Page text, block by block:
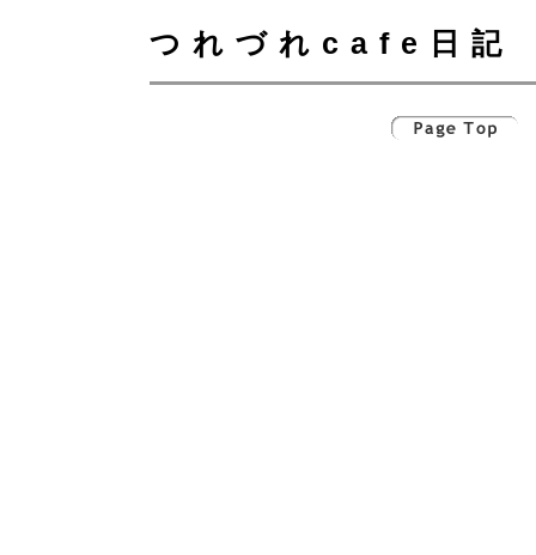
つれづれcafe日記